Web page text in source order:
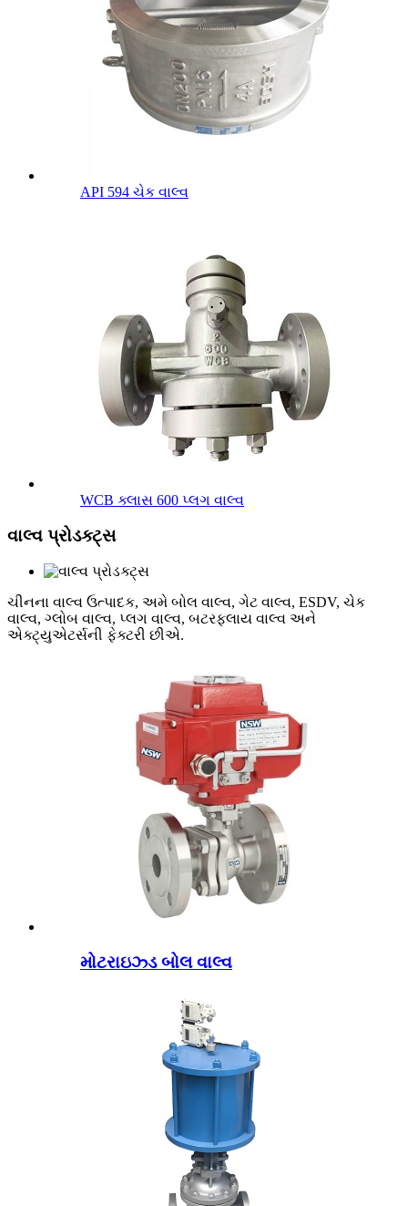
API 594 ચેક વાલ્વ
WCB ક્લાસ 600 પ્લગ વાલ્વ
વાલ્વ પ્રોડક્ટ્સ
ચીનના વાલ્વ ઉત્પાદક, અમે બોલ વાલ્વ, ગેટ વાલ્વ, ESDV, ચેક
વાલ્વ, ગ્લોબ વાલ્વ, પ્લગ વાલ્વ, બટરફ્લાય વાલ્વ અને
એક્ટ્યુએટર્સની ફેક્ટરી છીએ.
મોટરાઇઝ્ડ બોલ વાલ્વ